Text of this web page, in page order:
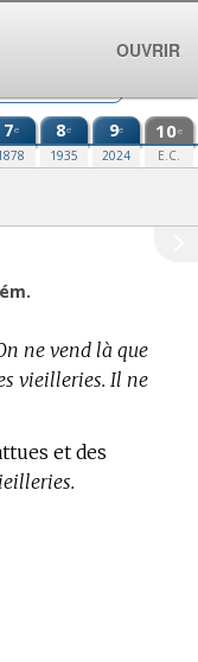
7e 8e
1935
9e
2024
10e
E.C.
ne vend là que
vieilleries. Il ne
et des
OUVRIR